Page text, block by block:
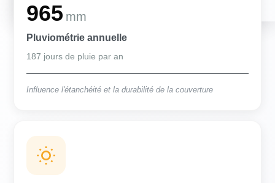
965 mm
Pluviométrie annuelle
187 jours de pluie par an
Influence l'étanchéité et la durabilité de la couverture